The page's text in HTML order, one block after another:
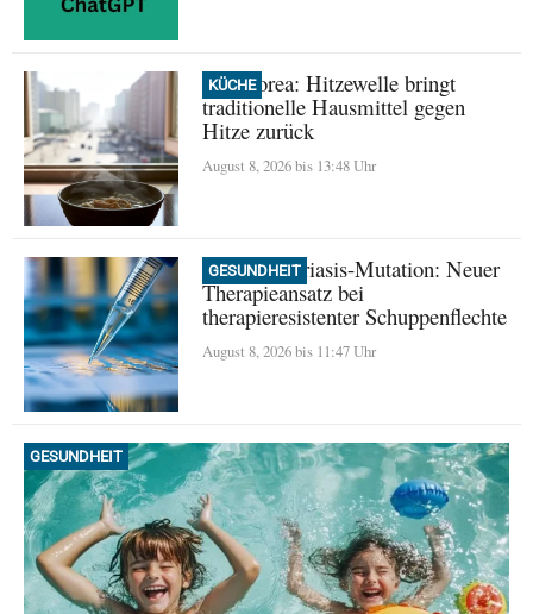
KÜCHE
Nordkorea: Hitzewelle bringt
traditionelle Hausmittel gegen
Hitze zurück
August 8, 2026 bis 13:48 Uhr
GESUNDHEIT
Seltene Psoriasis-Mutation: Neuer
Therapieansatz bei
therapieresistenter Schuppenflechte
August 8, 2026 bis 11:47 Uhr
GESUNDHEIT